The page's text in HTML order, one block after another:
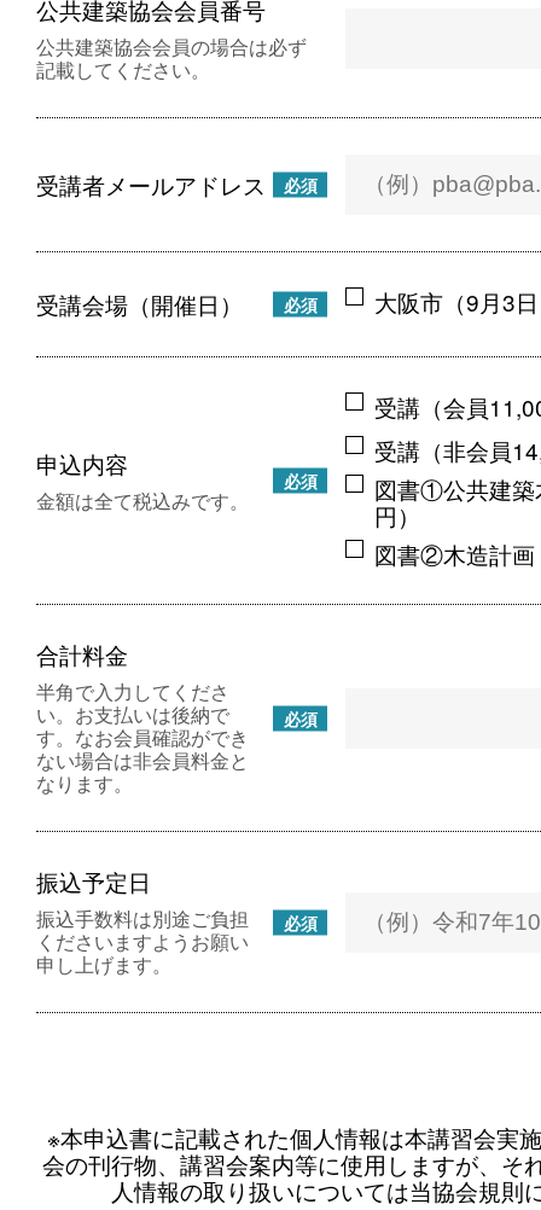
公共建築協会会員番号
公共建築協会会員の場合は必ず
記載してください。
受講者メールアドレス 必須
受講会場（開催日） 必須 大阪市（9月3
申込内容
必須
金額は全て税込みです。
受講（会員
受講（非会員
図書①公共建築
円）
図書②木造計画
合計料金
必須
半角で入力してくださ
い。お支払いは後納で
す。なお会員確認ができ
ない場合は非会員料金と
なります。
振込予定日
必須
振込手数料は別途ご負担
くださいますようお願い
申し上げます。
※本申込書に記載された個人情報は本講習会実
会の刊行物、講習会案内等に使用しますが、そ
人情報の取り扱いについては当協会規則